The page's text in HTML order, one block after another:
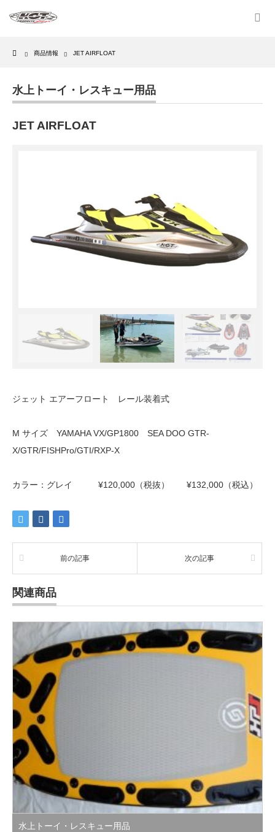
Home
商品情報 JET AIRFLOAT
水上トーイ・レスキュー用品
JET AIRFLOAT
ジェット エアーフロート レール装着式
M サイズ YAMAHA VX/GP1800 SEA DOO GTR-
X/GTR/FISHPro/GTI/RXP-X
カラー：グレイ ¥120,000（税抜） ¥132,000（税込）
前の記事 次の記事
関連商品
水上トーイ・レスキュー用品